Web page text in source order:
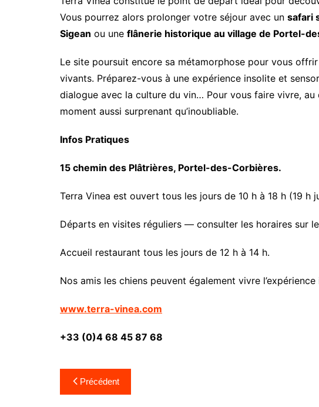
Vous pourrez alors prolonger votre séjour avec un safari
Sigean ou une flânerie historique au village de Portel-
Le site poursuit encore sa métamorphose pour vous
vivants. Préparez-vous à une expérience insolite et
dialogue avec la culture du vin… Pour vous faire vivre,
moment aussi surprenant qu’inoubliable.
Infos Pratiques
15 chemin des Plâtrières, Portel-des-Corbières.
Terra Vinea est ouvert tous les jours de 10 h à 18 h (19 h
Départs en visites réguliers — consulter les horaires sur
Accueil restaurant tous les jours de 12 h à 14 h.
Nos amis les chiens peuvent également vivre
www.terra-vinea.com
+33 (0)4 68 45 87 68
Navigation
de
Précédent